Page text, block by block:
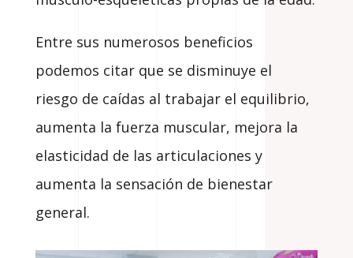
Entre sus numerosos beneficios
podemos citar que se disminuye el
riesgo de caídas al trabajar el equilibrio,
aumenta la fuerza muscular, mejora la
elasticidad de las articulaciones y
aumenta la sensación de bienestar
general.